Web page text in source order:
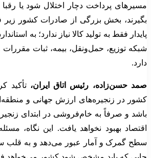
مسیرهای پرداخت دچار اختلال شود یا رقبا
بگیرند، بخش بزرگی از صادرات کشور
پایدار فقط به تولید کالا نیاز ندارد؛ به
شبکه توزیع، حمل‌ونقل، بیمه، ثبات مقررات
دارد.
صمد حسن‌زاده، رئیس اتاق ایران، تأکید
کشور در زنجیره‌های ارزش جهانی و
باشد و صرفاً به خام‌فروشی در ابتدای
اقتصاد بهبود نخواهد یافت. این نگاه،
سطح گمرک و آمار عبور می‌دهد و به قلب